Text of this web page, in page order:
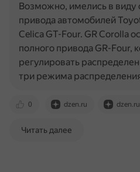
0 dzen.ru dzen.ru
Возможно, имелись в виду
привода автомобилей
Celica GT-Four. GR Corolla
полного привода GR-Four,
регулировать
три режима
Читать далее